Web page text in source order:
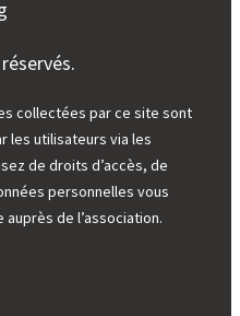
collectées par ce site sont
les utilisateurs via les
de droits d’accès, de
personnelles vous
de l’association.